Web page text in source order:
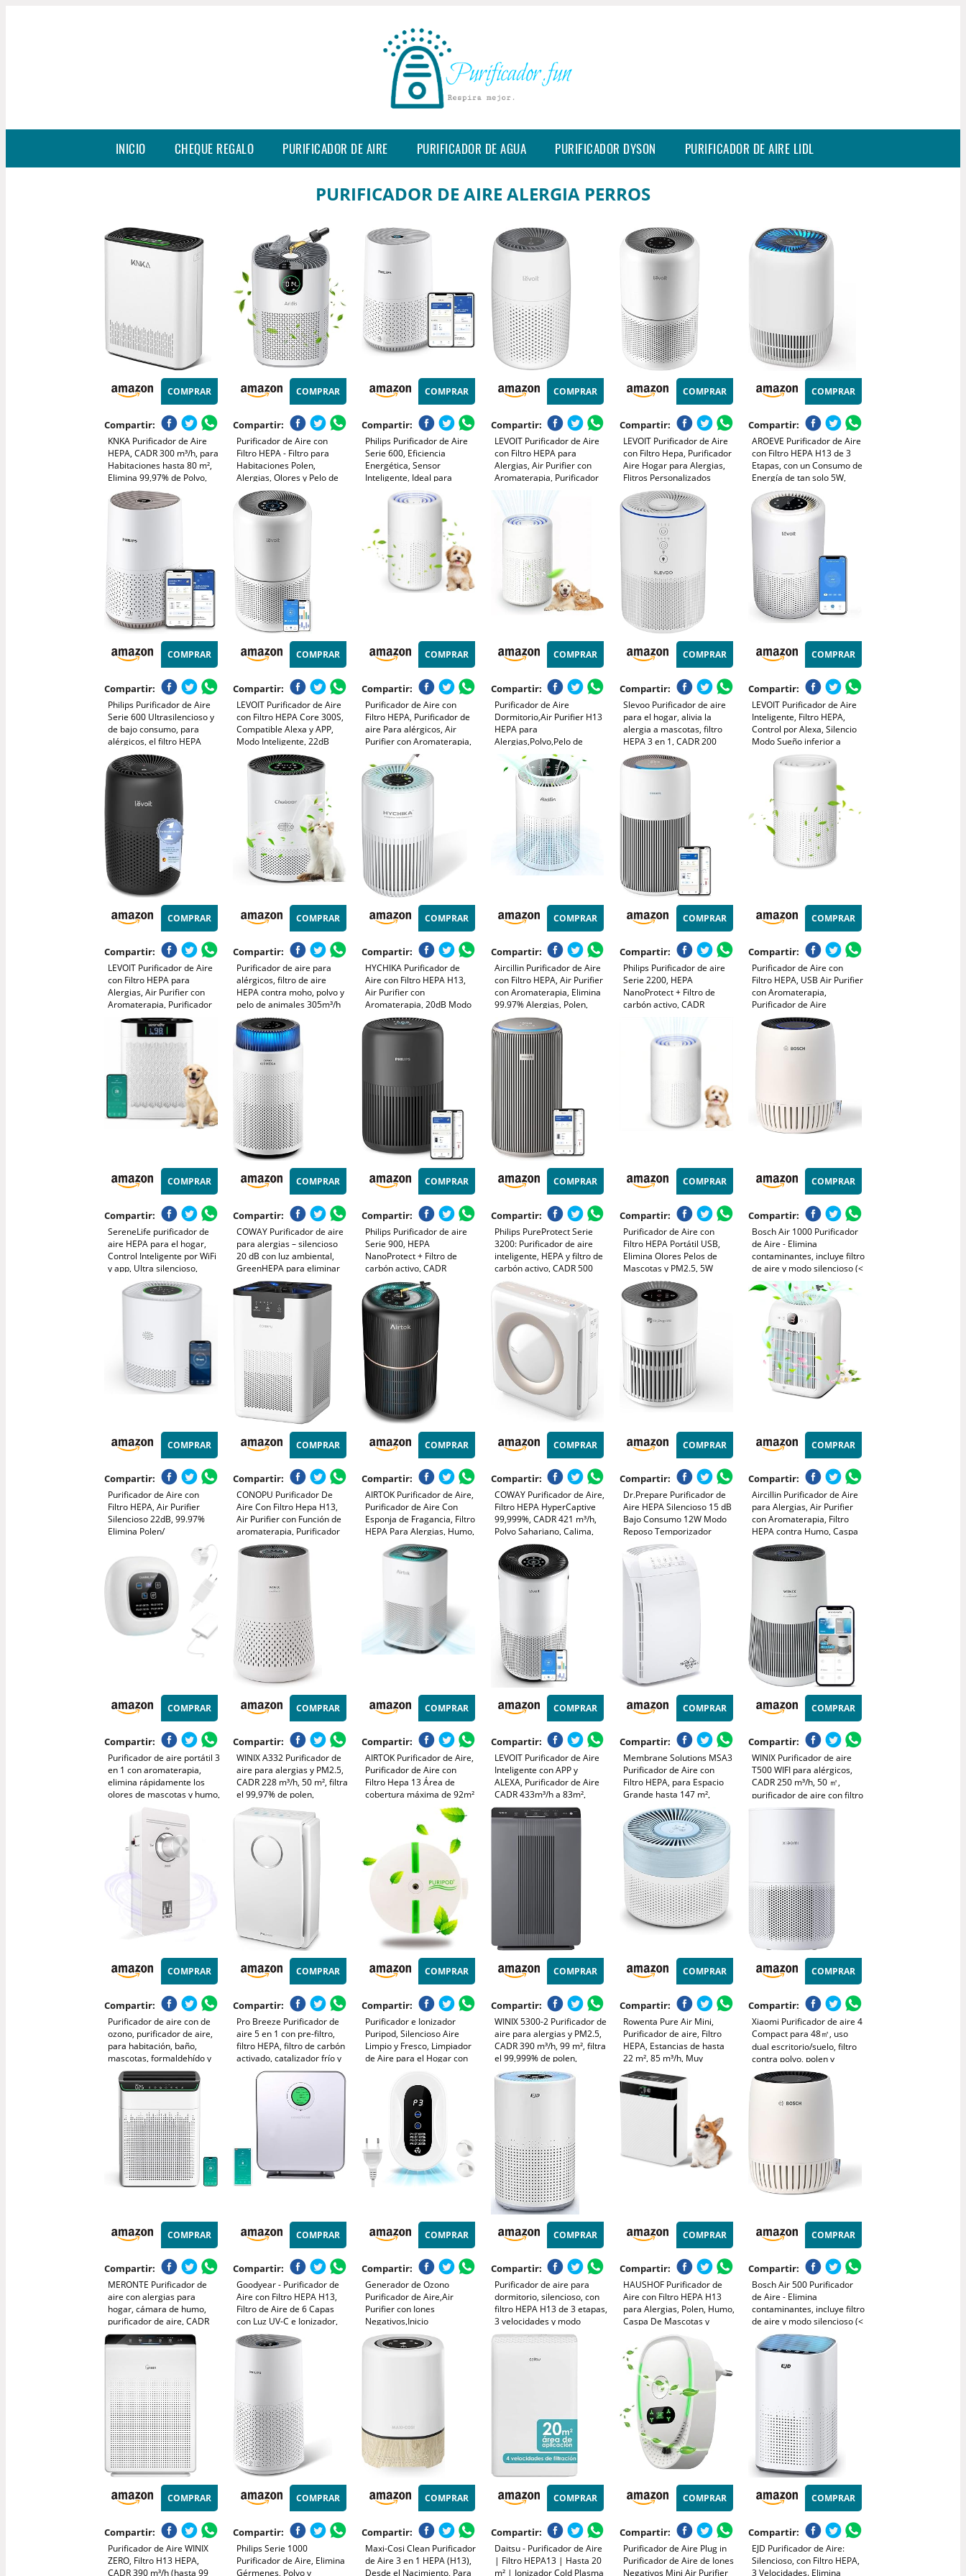
INICIO CHEQUE REGALO PURIFICADOR DE AIRE PURIFICADOR DE AGUA PURIFICADOR DYSON PURIFICADOR DE AIRE LIDL
PURIFICADOR DE AIRE ALERGIA PERROS
COMPRAR
Compartir:
KNKA Purificador de Aire
HEPA, CADR 300 m³/h, para
Habitaciones hasta 80 m²,
Elimina 99,97% de Polvo,
Polen y Olores, Sensor
Inteligente, Modo Auto y
Reposo, Ideal para
(APH3000)
COMPRAR
Compartir:
Purificador de Aire con
Filtro HEPA - Filtro para
Habitaciones Polen,
Alergias, Olores y Pelo de
Mascotas, con Esponja de
Aromaterapia, 7.2W y 3
Velocidades, Silencioso
COMPRAR
Compartir:
Philips Purificador de Aire
Serie 600, Eficiencia
Energética, Sensor
Inteligente, Ideal para
Alérgicos, Filtro HEPA
99,97%, Cubre Hasta 44 m²,
Blanco (AC0651/10)
COMPRAR
Compartir:
LEVOIT Purificador de Aire
con Filtro HEPA para
Alergias, Air Purifier con
Aromaterapia, Purificador
Aire Silencioso 25dB, Bajo
Consumo de Energía de 7W,
Core Mini
COMPRAR
Compartir:
LEVOIT Purificador de Aire
con Filtro Hepa, Purificador
Aire Hogar para Alergias,
Flitros Personalizados
Elimina 99,97% del Polen,
Polvo, Olores de Mascotas,
Modo Sueño y
Temporizador
COMPRAR
Compartir:
AROEVE Purificador de Aire
con Filtro HEPA H13 de 3
Etapas, con un Consumo de
Energía de tan solo 5W,
Silencioso a 22db con
Aroma, Combate el Polen,
el Humo y el Pelo de
COMPRAR
Compartir:
Philips Purificador de Aire
Serie 600 Ultrasilencioso y
de bajo consumo, para
alérgicos, el filtro HEPA
elimina el 99,97% de los
contaminantes, cubre hasta
44m2, controlado por app,
blanco (AC0650/10)
COMPRAR
Compartir:
LEVOIT Purificador de Aire
con Filtro HEPA Core 300S,
Compatible Alexa y APP,
Modo Inteligente, 22dB
Modo de Sueño Silencioso,
Elimina 99.97% de Alergia
Polen Ácaros Humo Pelo de
Mascota, Bajo Consumo
COMPRAR
Compartir:
Purificador de Aire con
Filtro HEPA, Purificador de
aire Para alérgicos, Air
Purifier con Aromaterapia,
Elimina de Alergia Polen
Olor y Caspa de Mascota,
humo, Blanco
COMPRAR
Compartir:
Purificador de Aire
Dormitorio,Air Purifier H13
HEPA para
Alergias,Polvo,Pelo de
Mascotas,Humo y
Olores,Mini Purificador Aire
Silencioso 37 dB para
Hogar y Oficina
COMPRAR
Compartir:
Slevoo Purificador de aire
para el hogar, alivia la
alergia a mascotas, filtro
HEPA 3 en 1, CADR 200
m³/h, modo de suspensión,
elimina pelo de mascotas,
energía (Blanco)
COMPRAR
Compartir:
LEVOIT Purificador de Aire
Inteligente, Filtro HEPA,
Control por Alexa, Silencio
Modo Sueño inferior a
24dB, Elimina 99,97% de
Alergia Polen Olor y Caspa
COMPRAR
Compartir:
LEVOIT Purificador de Aire
con Filtro HEPA para
Alergias, Air Purifier con
Aromaterapia, Purificador
Aire Silencioso, Bajo
Consumo de Energía de 7W,
Negro, Core Mini
COMPRAR
Compartir:
Purificador de aire para
alérgicos, filtro de aire
HEPA contra moho, polvo y
pelo de animales 305m³/h
CADR para dormitorios de
hasta 110m², indicador de
calidad del aire, modo
automático
COMPRAR
Compartir:
HYCHIKA Purificador de
Aire con Filtro HEPA H13,
Air Purifier con
Aromaterapia, 20dB Modo
Sueño, Elimina 99,97% de
Polvo, Polen, Humo y
COMPRAR
Compartir:
Aircillin Purificador de Aire
con Filtro HEPA, Air Purifier
con Aromaterapia, Elimina
99.97% Alergias, Polen,
Caspa, Humo | 23dB Modo
Sueño Silencioso,
Temporizador, Luz | Bajo
Consumo 6W (AP070B)
COMPRAR
Compartir:
Philips Purificador de aire
Serie 2200, HEPA
NanoProtect + Filtro de
carbón activo, CADR
silencioso, Filtro inteligente
COMPRAR
Compartir:
Purificador de Aire con
Filtro HEPA, USB Air Purifier
con Aromaterapia,
Purificador de Aire
Silencioso para Interiores,
Hogar, Oficina, Polvo,
Humo, Pelo de Mascotas,
Alergia al Aire
COMPRAR
Compartir:
SereneLife purificador de
aire HEPA para el hogar,
Control Inteligente por WiFi
y app, Ultra silencioso,
Elimina polvo, Pelo de
mascotas y olores, Cubre
hasta 167 m²
COMPRAR
Compartir:
COWAY Purificador de aire
para alergias – silencioso
20 dB con luz ambiental,
GreenHEPA para eliminar
99,999% de partículas 0,01
µm, CADR alto 244 m³/h –
ideal para dormitorio –
AIRMEGA 100
COMPRAR
Compartir:
Philips Purificador de aire
Serie 900, HEPA
NanoProtect + Filtro de
carbón activo, CADR
250m³/h para alérgicos de
65m², silencioso, inteligente
y de bajo consumo
(AC0951/13)
COMPRAR
Compartir:
Philips PureProtect Serie
3200: Purificador de aire
inteligente, HEPA y filtro de
carbón activo, CADR 500
m³/h para 130 m²,
ultrasilencioso, captura el
99,97% de alérgenos, App
conectada (AC3210/12)
COMPRAR
Compartir:
Purificador de Aire con
Filtro HEPA Portátil USB,
Elimina Olores Pelos de
Mascotas y PM2.5, 5W
Silencioso, para Hogar Auto
Oficina 20m²
COMPRAR
Compartir:
Bosch Air 1000 Purificador
de Aire - Elimina
contaminantes, incluye filtro
de aire y modo silencioso (<
25 dB(A)) - para superficies
de hasta 23 m² - con modo
automático - CADR: 100
COMPRAR
Compartir:
Purificador de Aire con
Filtro HEPA, Air Purifier
Silencioso 22dB, 99.97%
Elimina Polen/
Velocidades, 2 Modes, APP
Control, Temporizador
2H/4H/8H, Ideal para
Alergias y Mascotas
COMPRAR
Compartir:
CONOPU Purificador De
Aire Con Filtro Hepa H13,
Air Purifier con Función de
aromaterapia, Purificador
De Aire Para Alergias
Hogar con Filtración en 3
COMPRAR
Compartir:
AIRTOK Purificador de Aire,
Purificador de Aire Con
Esponja de Fragancia, Filtro
HEPA Para Alergias, Humo,
Caspa De Mascotas y
Olores, con Luz nocturna,
temporizador, bloqueo para
COMPRAR
Compartir:
COWAY Purificador de Aire,
Filtro HEPA HyperCaptive
99,999%, CADR 421 m³/h,
Polvo Sahariano, Calima,
Polen, Alergias, Mascotas,
Modo Eco, Wirecutter Top
Pick 10 Años, AIRMEGA
Mighty AP-1512HH, Blanco
COMPRAR
Compartir:
Dr.Prepare Purificador de
Aire HEPA Silencioso 15 dB
Bajo Consumo 12W Modo
Reposo Temporizador
Elimina 99,97% de Polen,
Polvo, Pelo de Mascotas y
Humo Prefiltro Lavable para
Dormitorios y Oficinas
COMPRAR
Compartir:
Aircillin Purificador de Aire
para Alergias, Air Purifier
con Aromaterapia, Filtro
HEPA contra Humo, Caspa
de Mascotas y Olores,
Entrada de Aire Doble,
COMPRAR
Compartir:
Purificador de aire portátil 3
en 1 con aromaterapia,
elimina rápidamente los
olores de mascotas y humo,
devuelve el aire fresco a los
espacios pequeños y es
compatible con enchufe o
batería externa
COMPRAR
Compartir:
WINIX A332 Purificador de
aire para alergias y PM2.5,
CADR 228 m³/h, 50 m², filtra
el 99,97% de polen,
alergias, polvo y humo,
monitor de calidad del aire,
modo de suspensión y
automático
COMPRAR
Compartir:
AIRTOK Purificador de Aire,
Purificador de Aire con
Filtro Hepa 13 Área de
cobertura máxima de 92m²
(990 Ft²), Filtro HEPA Para
Alergias, Humo, Caspa De
Mascotas y Olores, con Luz
nocturna, AP1001
COMPRAR
Compartir:
LEVOIT Purificador de Aire
Inteligente con APP y
ALEXA, Purificador de Aire
CADR 433m³/h a 83m²,
28dB Silencioso, Pantalla
PM2.5, Filtro HEPA, Elimina
COMPRAR
Compartir:
Membrane Solutions MSA3
Purificador de Aire con
Filtro HEPA, para Espacio
Grande hasta 147 m²,
Silencioso 22dB, Air Purifier
para Alérgicos, Elimina
99,97% de Alergia, Polen,
Polvo,Humo, Olores
COMPRAR
Compartir:
WINIX Purificador de aire
T500 WIFI para alérgicos,
CADR 250 m³/h, 50 ㎡,
purificador de aire con filtro
HEPA para habitaciones de
animales, comentarios
COMPRAR
Compartir:
Purificador de aire con de
ozono, purificador de aire,
para habitación, baño,
mascotas, formaldehído y
olores, alta eficiencia -
Blanco
COMPRAR
Compartir:
Pro Breeze Purificador de
aire 5 en 1 con pre-filtro,
filtro HEPA, filtro de carbón
activado, catalizador frío y
generador de iones
negativos. Contra las
alergias y los olores (CADR
218, 40 m²)
COMPRAR
Compartir:
Purificador e Ionizador
Puripod, Silencioso Aire
Limpio y Fresco, Limpiador
de Aire para el Hogar con
Polen y Humo
COMPRAR
Compartir:
WINIX 5300-2 Purificador de
aire para alergias y PM2.5,
CADR 390 m³/h, 99 m², filtra
el 99,999% de polen,
alergias, polvo y humo,
monitor de calidad del aire,
modo de suspensión y
COMPRAR
Compartir:
Rowenta Pure Air Mini,
Purificador de aire, Filtro
HEPA, Estancias de hasta
22 m², 85 m³/h, Muy
silencioso, Reduce malos
olores, Motor Effitech,
Blanco y azul, PU1520F0
COMPRAR
Compartir:
Xiaomi Purificador de aire 4
Compact para 48㎡, uso
dual escritorio/suelo, filtro
contra polvo, polen y
alérgenos, control app y
voz, modo sueño silencioso,
bajo consumo, blanco
COMPRAR
Compartir:
MERONTE Purificador de
aire con alergias para
hogar, cámara de humo,
purificador de aire, CADR
340 m³/h para 157 m³ de
cámara de humo, monitor
pack+ 3 mode,blanco
COMPRAR
Compartir:
Goodyear - Purificador de
Aire con Filtro HEPA H13,
Filtro de Aire de 6 Capas
con Luz UV-C e Ionizador,
Elimina 99% de Alergias,
Polen y Humo, Cobertura 88
Dormitorio
COMPRAR
Compartir:
Generador de Ozono
Purificador de Aire,Air
Purifier con Iones
Negativos,Inicio
Desodorizando
Esterilizador de Ozono Para
COMPRAR
Compartir:
Purificador de aire para
dormitorio, silencioso, con
filtro HEPA H13 de 3 etapas,
3 velocidades y modo
nocturno de 12 dB. Elimina
polen, polvo, caspa de
mascotas, olores, humo y
COMPRAR
Compartir:
HAUSHOF Purificador de
Aire con Filtro HEPA H13
para Alergias, Polen, Humo,
Caspa De Mascotas y
Olores, Modo Mascota y
Reposo, Silencioso 30dB
COMPRAR
Compartir:
Bosch Air 500 Purificador
de Aire - Elimina
contaminantes, incluye filtro
de aire y modo silencioso (<
25 dB(A)) - para
habitaciones de hasta 23 m²
- con puerto de carga USB-
C - CADR: 100 m³/h
COMPRAR
Compartir:
Purificador de Aire WINIX
ZERO, Filtro H13 HEPA,
CADR 390 m³/h (hasta 99
COMPRAR
Compartir:
Philips Serie 1000
Purificador de Aire, Elimina
Gérmenes, Polvo y
COMPRAR
Compartir:
Maxi-Cosi Clean Purificador
de Aire 3 en 1 HEPA (H13),
Desde el Nacimiento, Para
COMPRAR
Compartir:
Daitsu - Purificador de Aire
| Filtro HEPA13 | Hasta 20
m² | Ionizador Cold Plasma
COMPRAR
Compartir:
Purificador de Aire Plug in
Purificador de Aire de Iones
Negativos Mini Air Purifier
COMPRAR
Compartir:
EJD Purificador de Aire:
Silencioso, con Filtro HEPA,
3 Velocidades. Elimina